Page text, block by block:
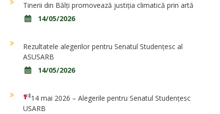
Tinerii din Bălți promovează justiția climatică prin artă
14/05/2026
Rezultatele alegerilor pentru Senatul Studențesc al
ASUSARB
14/05/2026
14 mai 2026 – Alegerile pentru Senatul Studențesc
USARB